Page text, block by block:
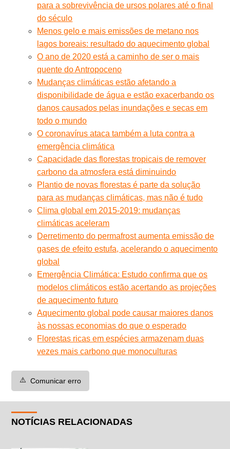
para a sobrevivência de ursos polares até o final
do século
Menos gelo e mais emissões de metano nos
lagos boreais: resultado do aquecimento global
O ano de 2020 está a caminho de ser o mais
quente do Antropoceno
Mudanças climáticas estão afetando a
disponibilidade de água e estão exacerbando os
danos causados pelas inundações e secas em
todo o mundo
O coronavírus ataca também a luta contra a
emergência climática
Capacidade das florestas tropicais de remover
carbono da atmosfera está diminuindo
Plantio de novas florestas é parte da solução
para as mudanças climáticas, mas não é tudo
Clima global em 2015-2019: mudanças
climáticas aceleram
Derretimento do permafrost aumenta emissão de
gases de efeito estufa, acelerando o aquecimento
global
Emergência Climática: Estudo confirma que os
modelos climáticos estão acertando as projeções
de aquecimento futuro
Aquecimento global pode causar maiores danos
às nossas economias do que o esperado
Florestas ricas em espécies armazenam duas
vezes mais carbono que monoculturas
⚠️ Comunicar erro
NOTÍCIAS RELACIONADAS